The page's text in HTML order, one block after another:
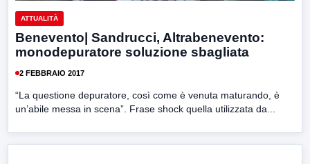
ATTUALITÀ
Benevento| Sandrucci, Altrabenevento:
monodepuratore soluzione sbagliata
2 FEBBRAIO 2017
“La questione depuratore, così come è venuta maturando, è
un’abile messa in scena”. Frase shock quella utilizzata da...